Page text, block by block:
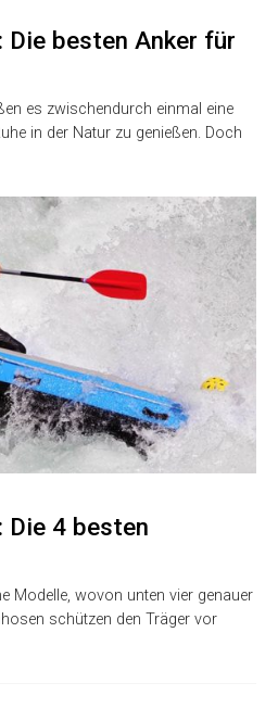
Die besten Anker für
es zwischendurch einmal eine
in der Natur zu genießen. Doch
Die 4 besten
Modelle, wovon unten vier genauer
schützen den Träger vor